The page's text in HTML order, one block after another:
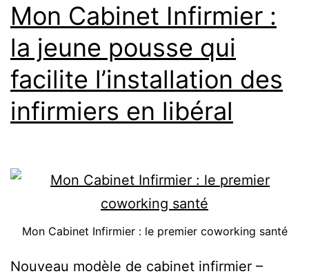
Mon Cabinet Infirmier :
la jeune pousse qui
facilite l’installation des
infirmiers en libéral
Mon Cabinet Infirmier : le premier coworking santé
Nouveau modèle de cabinet infirmier –